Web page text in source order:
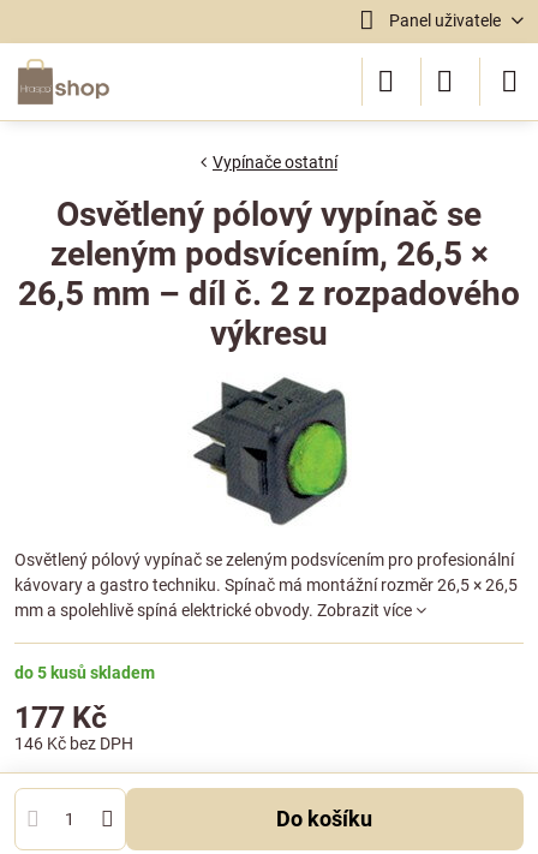
Panel uživatele
Vypínače ostatní
Osvětlený pólový vypínač se
zeleným podsvícením, 26,5 ×
26,5 mm – díl č. 2 z rozpadového
výkresu
Osvětlený pólový vypínač se zeleným podsvícením pro profesionální
kávovary a gastro techniku. Spínač má montážní rozměr 26,5 × 26,5
mm a spolehlivě spíná elektrické obvody. Zobrazit více
do 5 kusů skladem
177 Kč
146 Kč bez DPH
Do košíku